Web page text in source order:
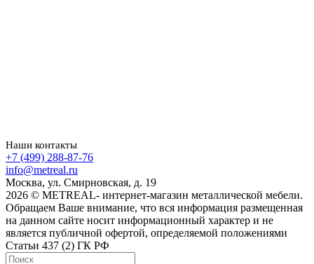
Наши контакты
+7 (499) 288-87-76
info@metreal.ru
Москва, ул. Смирновская, д. 19
2026 © METREAL- интернет-магазин металлической мебели.
Обращаем Ваше внимание, что вся информация размещенная
на данном сайте носит информационный характер и не
является публичной офертой, определяемой положениями
Статьи 437 (2) ГК РФ